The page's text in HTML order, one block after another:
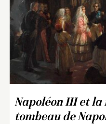
Napoléon III et
tombeau de